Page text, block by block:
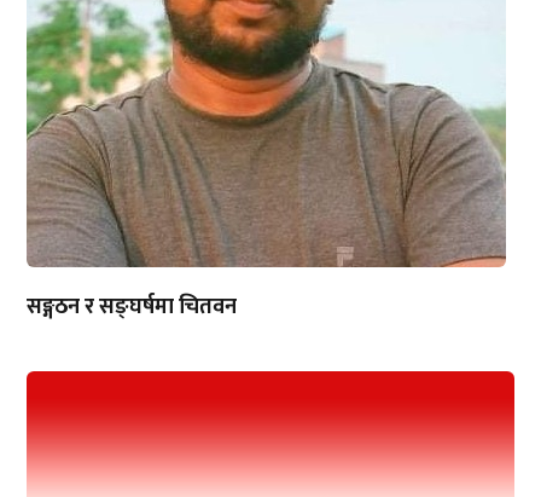
सङ्गठन र सङ्घर्षमा चितवन